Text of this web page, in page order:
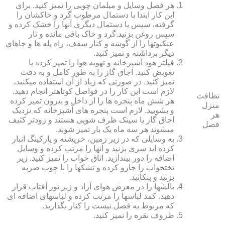
نظافت
منزل
هر
فصل
هر فصل وسایل و مبلمان چوبی را تمیز کنید. برای
این کار ابتدا با دستمال مرطوب گرد و خاک‏شان را
گرفته، سپس با دستمال دیگری آنها را خشک کرده و
سپس روغن بزنید.گرد و خاک باقی مانده و تار
عنکبوت‏ها را از گوشه و کنار سقف، راه پله‏ ها و جاهای
دیگر برداشته و تمیز کنید.
فیلتر هود آشپزخانه و تهویه هوا را تمیز کرده یا
تعویض کنید. اجاق گاز را به طور کامل و به دقت
تمیز کنید. در صورتی که زیاد از آن استفاده می‏کنید،
لازم است این کار را در فواصل کوتاه‏تر انجام دهید.
هر شش ماه پنجره‏ ها را از داخل و بیرون تمیز کرده
و بشویید. لازم است پنجره‏ های آشپزخانه که نزدیک
اجاق گاز یا سینک ظرف شویی هستند و زودتر کثیف
می‏شوند هر سه ماه یک بار تمیز شوند.
به وسایلی که در زیر زمین، خرپشته و پارکینگ انبار
کرده‏ اید سری بزنید و آنها را مرتب کرده و وسایل
اضافه را دور بیندازید. اتاق خواب را تمیز کنید. زیر
تختخواب را جارو کرده و تشک‏ها را با چوب ضربه
بزنید و بتکانید.
بالش‏ها را در معرض هوای آزاد و زیر نور آفتاب قرار
دهید. کمد لباس‏ها را مرتب کرده و لباس‏های اضافه ای
که مربوط به فصل نیست را کنار بگذارید.
ظروف نقره را تمیز کنید.